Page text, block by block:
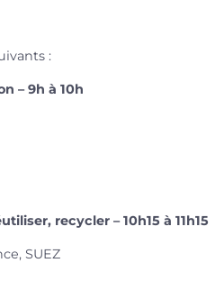
:
– 9h à 10h
recycler – 10h15 à 11h15
SUEZ